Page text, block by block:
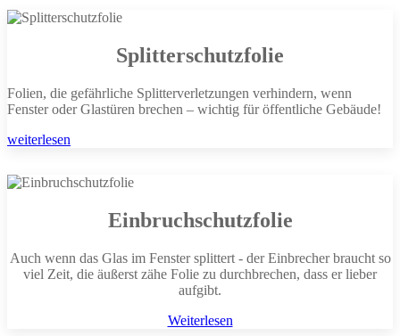
Splitterschutzfolie
Folien, die gefährliche Splitterverletzungen verhindern, wenn
Fenster oder Glastüren brechen – wichtig für öffentliche Gebäude!
weiterlesen
Einbruchschutzfolie
Auch wenn das Glas im Fenster splittert - der Einbrecher braucht so
viel Zeit, die äußerst zähe Folie zu durchbrechen, dass er lieber
aufgibt.
Weiterlesen